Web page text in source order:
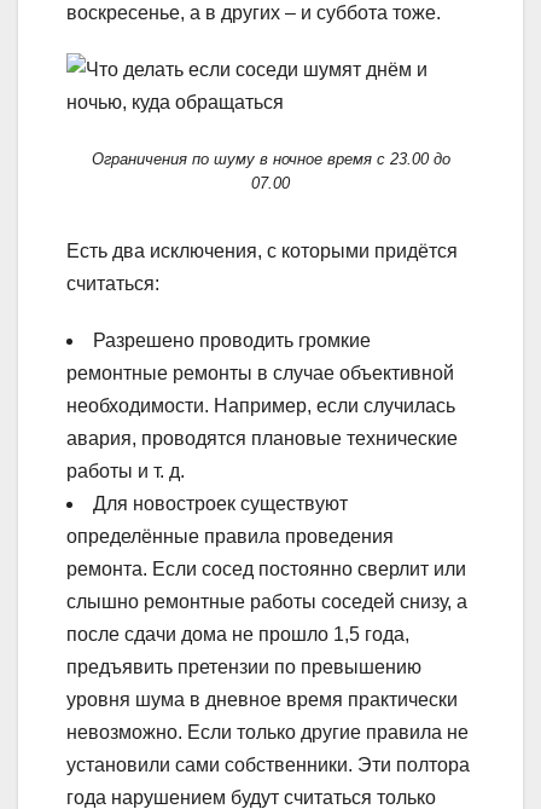
воскресенье, а в других – и суббота тоже.
Ограничения по шуму в ночное время с 23.00 до
07.00
Есть два исключения, с которыми придётся
считаться:
Разрешено проводить громкие
ремонтные ремонты в случае объективной
необходимости. Например, если случилась
авария, проводятся плановые технические
работы и т. д.
Для новостроек существуют
определённые правила проведения
ремонта. Если сосед постоянно сверлит или
слышно ремонтные работы соседей снизу, а
после сдачи дома не прошло 1,5 года,
предъявить претензии по превышению
уровня шума в дневное время практически
невозможно. Если только другие правила не
установили сами собственники. Эти полтора
года нарушением будут считаться только